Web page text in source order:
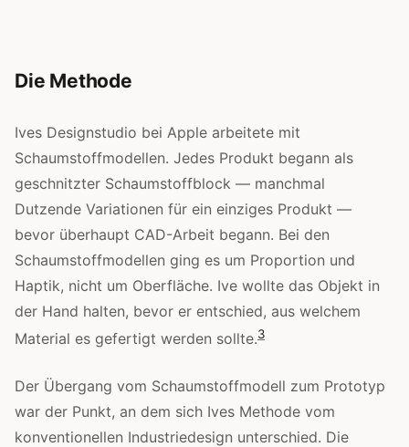
Die Methode
Ives Designstudio bei Apple arbeitete mit
Schaumstoffmodellen. Jedes Produkt begann als
geschnitzter Schaumstoffblock — manchmal
Dutzende Variationen für ein einziges Produkt —
bevor überhaupt CAD-Arbeit begann. Bei den
Schaumstoffmodellen ging es um Proportion und
Haptik, nicht um Oberfläche. Ive wollte das Objekt in
der Hand halten, bevor er entschied, aus welchem
Material es gefertigt werden sollte.3
Der Übergang vom Schaumstoffmodell zum Prototyp
war der Punkt, an dem sich Ives Methode vom
konventionellen Industriedesign unterschied. Die